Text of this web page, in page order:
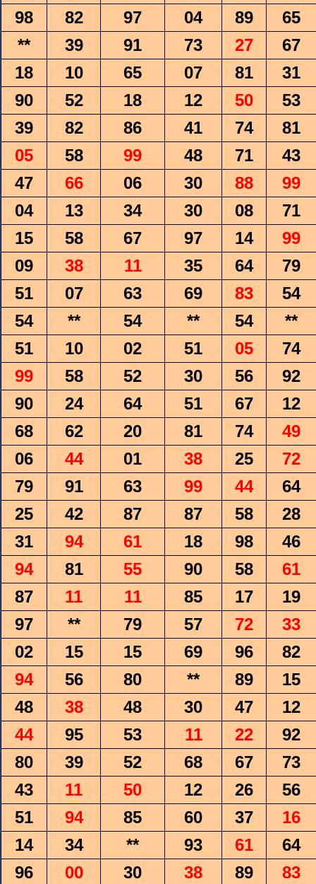
98
82 97 04 89
65
**
39 91 73 27
67
18
10 65 07 81
31
90
52 18 12 50
53
39
82 86 41 74
81
05
58 99 48 71
43
47
66 06 30 88
99
04
13 34 30 08
71
15
58 67 97 14
99
09
38 11 35 64
79
51
07 63 69 83
54
54
** 54 ** 54
**
51
10 02 51 05
74
99
58 52 30 56
92
90
24 64 51 67
12
68
62 20 81 74
49
06
44 01 38 25
72
79
91 63 99 44
64
25
42 87 87 58
28
31
94 61 18 98
46
94
81 55 90 58
61
87
11 11 85 17
19
97
** 79 57 72
33
02
15 15 69 96
82
94
56 80 ** 89
15
48
38 48 30 47
12
44
95 53 11 22
92
80
39 52 68 67
73
43
11 50 12 26
56
51
94 85 60 37
16
14
34 ** 93 61
64
96
00 30 38 89 83